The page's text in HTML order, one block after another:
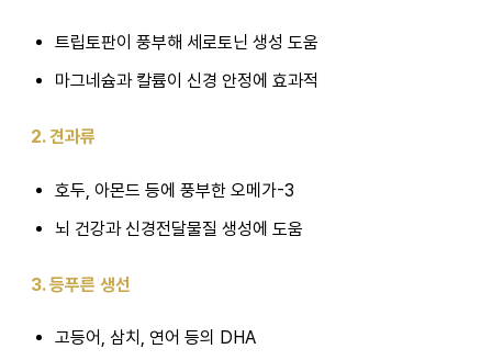
트립토판이 풍부해 세로토닌 생성 도움
마그네슘과 칼륨이 신경 안정에 효과적
2. 견과류
호두, 아몬드 등에 풍부한 오메가-3
뇌 건강과 신경전달물질 생성에 도움
3. 등푸른 생선
고등어, 삼치, 연어 등의 DHA